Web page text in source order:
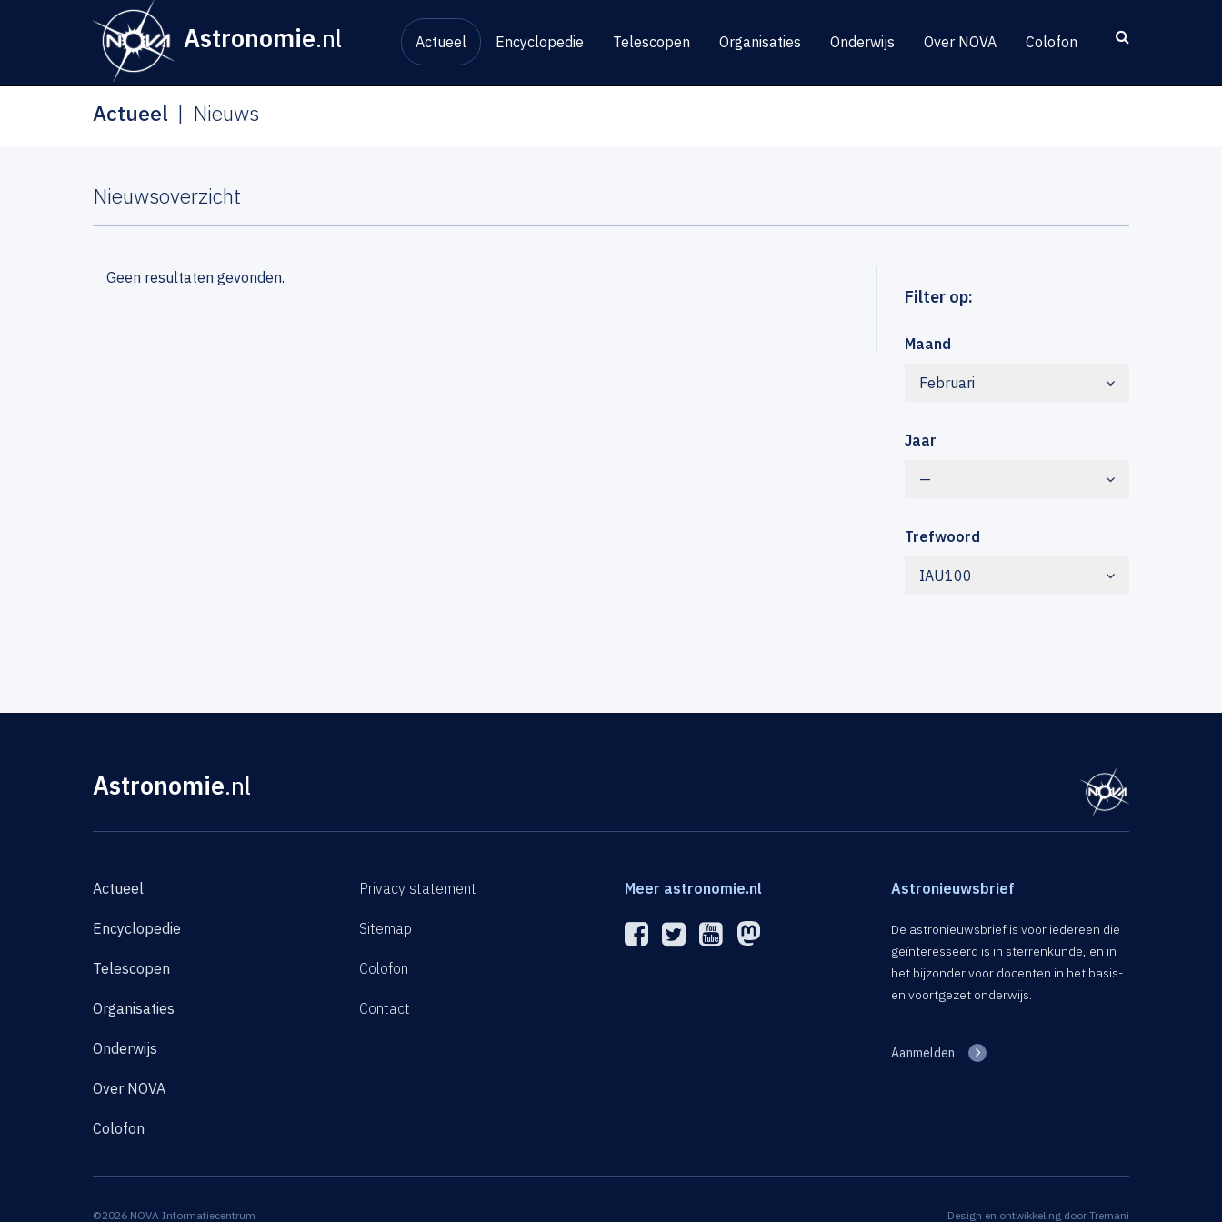
Astronomie.nl Actueel Encyclopedie Telescopen Organisaties Onderwijs Over NOVA Colofon
Actueel Nieuws
Nieuwsoverzicht
Filter op:
Maand
Februari
Jaar
—
Trefwoord
IAU100
Geen resultaten gevonden.
Astronomie.nl
Actueel
Encyclopedie
Telescopen
Organisaties
Onderwijs
Over NOVA
Colofon
Privacy statement
Sitemap
Colofon
Contact
Meer astronomie.nl Astronieuwsbrief
De astronieuwsbrief is voor iedereen die
geïnteresseerd is in sterrenkunde, en in
het bijzonder voor docenten in het basis-
en voortgezet onderwijs.
Aanmelden
©2026 NOVA Informatiecentrum Design en ontwikkeling door Tremani